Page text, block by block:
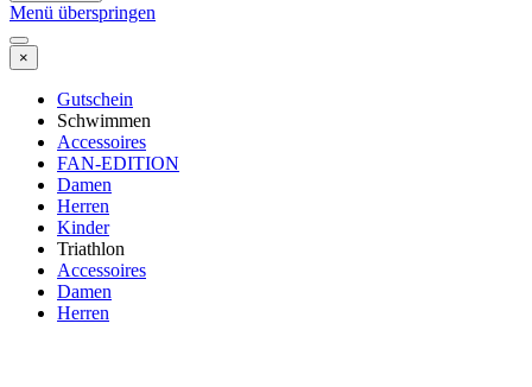
Menü überspringen
×
Gutschein
Schwimmen
Accessoires
FAN-EDITION
Damen
Herren
Kinder
Triathlon
Accessoires
Damen
Herren